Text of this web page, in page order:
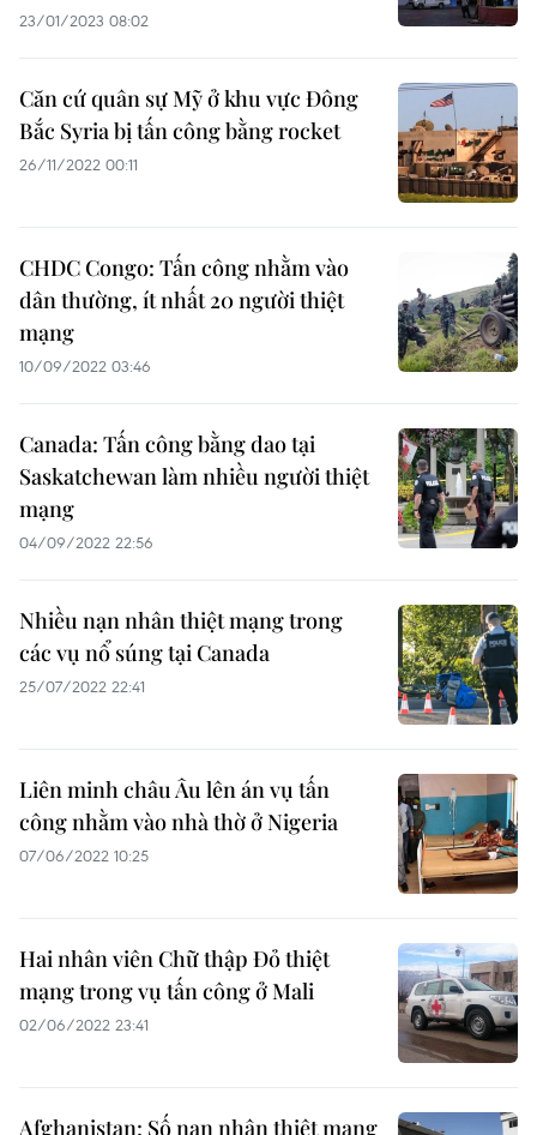
23/01/2023 08:02
Căn cứ quân sự Mỹ ở khu vực Đông
Bắc Syria bị tấn công bằng rocket
26/11/2022 00:11
CHDC Congo: Tấn công nhằm vào
dân thường, ít nhất 20 người thiệt
mạng
10/09/2022 03:46
Canada: Tấn công bằng dao tại
Saskatchewan làm nhiều người thiệt
mạng
04/09/2022 22:56
Nhiều nạn nhân thiệt mạng trong
các vụ nổ súng tại Canada
25/07/2022 22:41
Liên minh châu Âu lên án vụ tấn
công nhằm vào nhà thờ ở Nigeria
07/06/2022 10:25
Hai nhân viên Chữ thập Đỏ thiệt
mạng trong vụ tấn công ở Mali
02/06/2022 23:41
Afghanistan: Số nạn nhân thiệt mạng